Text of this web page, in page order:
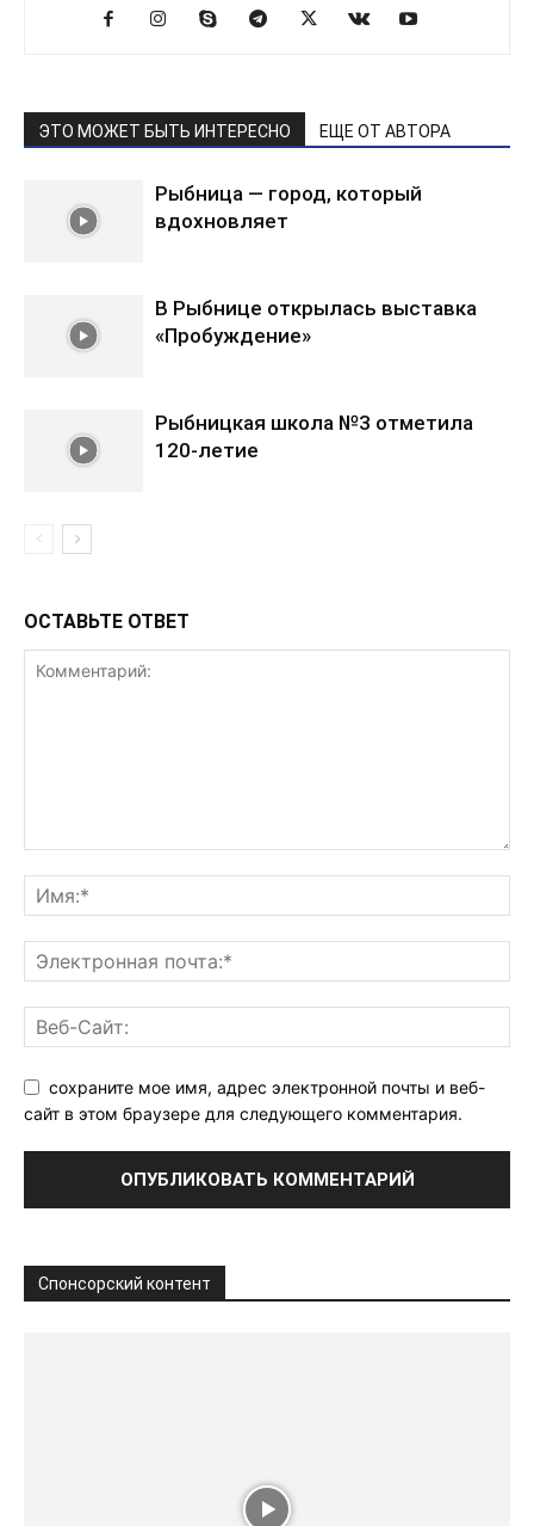
ЭТО МОЖЕТ БЫТЬ ИНТЕРЕСНО ЕЩЕ ОТ АВТОРА
Рыбница — город, который
вдохновляет
В Рыбнице открылась выставка
«Пробуждение»
Рыбницкая школа №3 отметила
120-летие
ОСТАВЬТЕ ОТВЕТ
сохраните мое имя, адрес электронной почты и веб-
сайт в этом браузере для следующего комментария.
Спонсорский контент